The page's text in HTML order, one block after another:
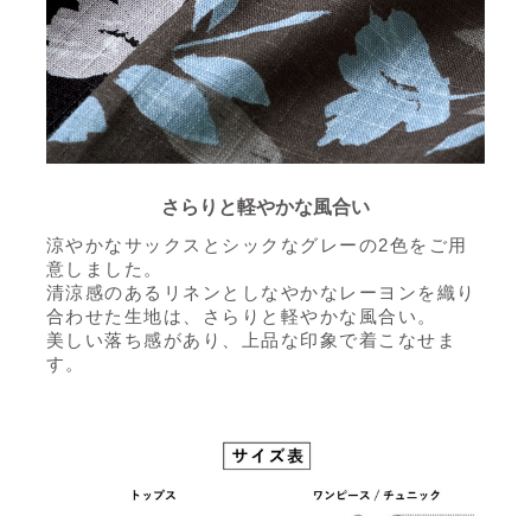
さらりと軽やかな風合い
涼やかなサックスとシックなグレーの2色をご用
意しました。
清涼感のあるリネンとしなやかなレーヨンを織り
合わせた生地は、さらりと軽やかな風合い。
美しい落ち感があり、上品な印象で着こなせま
す。